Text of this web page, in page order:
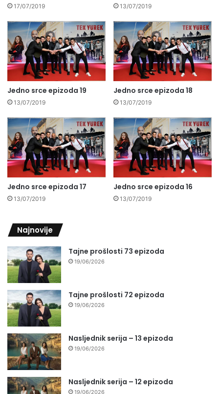
17/07/2019 13/07/2019
Jedno srce epizoda 19
13/07/2019
Jedno srce epizoda 18
13/07/2019
Jedno srce epizoda 17
13/07/2019
Jedno srce epizoda 16
13/07/2019
Najnovije
Tajne prošlosti 73 epizoda
19/06/2026
Tajne prošlosti 72 epizoda
19/06/2026
Nasljednik serija – 13 epizoda
19/06/2026
Nasljednik serija – 12 epizoda
19/06/2026